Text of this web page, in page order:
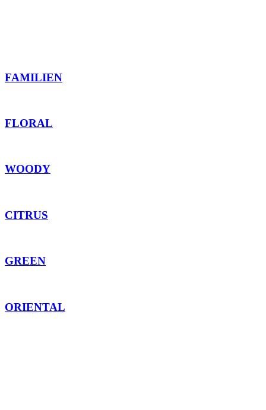
FAMILIEN
FLORAL
WOODY
CITRUS
GREEN
ORIENTAL